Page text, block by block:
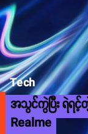
Tech
အသွင်ကွဲပြီး ရဲရ
Realme